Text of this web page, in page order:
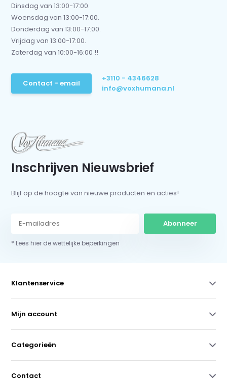
Dinsdag van 13:00-17:00.
Woensdag van 13:00-17:00.
Donderdag van 13:00-17:00.
Vrijdag van 13:00-17:00.
Zaterdag van 10:00-16:00 !!
Contact - email
+3110 - 4346628
info@voxhumana.nl
Inschrijven Nieuwsbrief
Blijf op de hoogte van nieuwe producten en acties!
Abonneer
* Lees hier de wettelijke beperkingen
Klantenservice
Mijn account
Categorieën
Contact